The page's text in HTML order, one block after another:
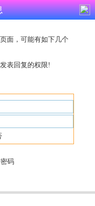
面，可能有如下几个
表回复的权限!
码